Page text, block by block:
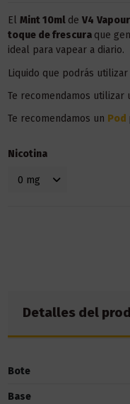
El Mint 10ml de V4 Vapour
toque de frescura que
ideal para vapear a diario.
Liquido que podrás
Te recomendamos utilizar
Te recomendamos un Pod
Nicotina
Detalles del
Bote
Base